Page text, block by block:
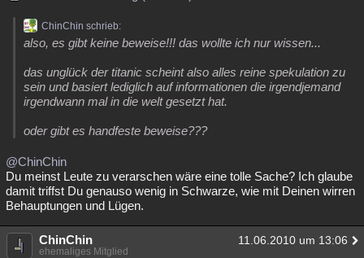
ChinChin schrieb:
also, es gibt keine beweise!!! das wollte ich nur wissen...
das unglück der titanic scheint also alles reine spekulation zu
sein und basiert lediglich auf informationen die irgendjemand
irgendwann mal in die welt gesetzt hat.
oder gibt es handfeste beweise???
@ChinChin
Du meinst Leute zu verarschen wäre eine tolle Sache? Ich glaube
damit triffst Du genauso wenig in Schwarze, wie mit Deinen wirren
Behauptungen und Lügen.
ChinChin 11.06.2010 um 13:06
ehemaliges Mitglied